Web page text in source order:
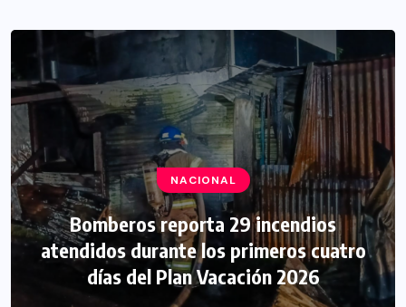
NACIONAL
Bomberos reporta 29 incendios
atendidos durante los primeros cuatro
días del Plan Vacación 2026